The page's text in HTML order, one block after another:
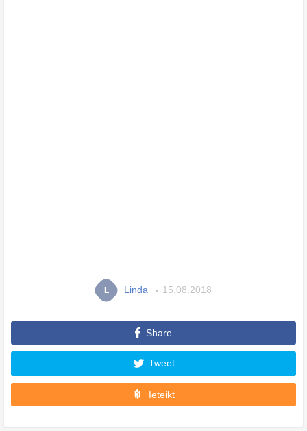
L Linda 15.08.2018
Share
Tweet
Ieteikt